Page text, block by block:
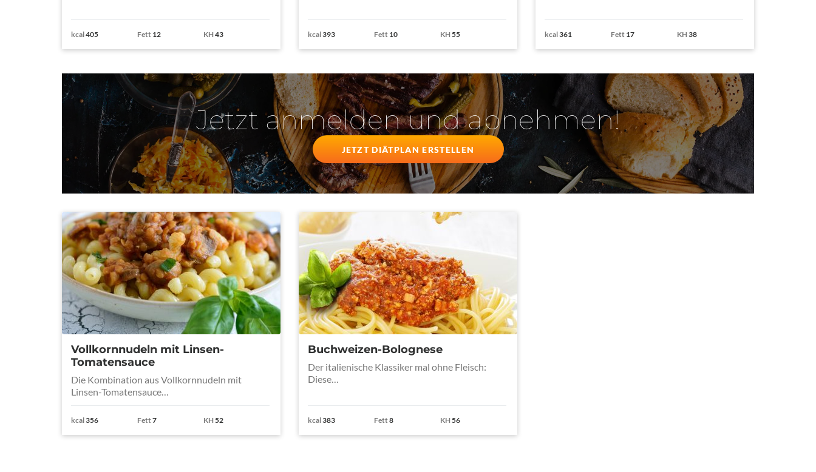
kcal405 Fett 12 KH43 kcal393 Fett 10 KH55 kcal361 Fett 17 KH38
Jetzt anmelden und abnehmen!
JETZT DIÄTPLAN ERSTELLEN
Vollkornnudeln mit Linsen-
Tomatensauce
Die Kombination aus Vollkornnudeln mit
Linsen-Tomatensauce…
kcal356 Fett7 KH52
Buchweizen-Bolognese
Der italienische Klassiker mal ohne Fleisch:
Diese…
kcal383 Fett8 KH56